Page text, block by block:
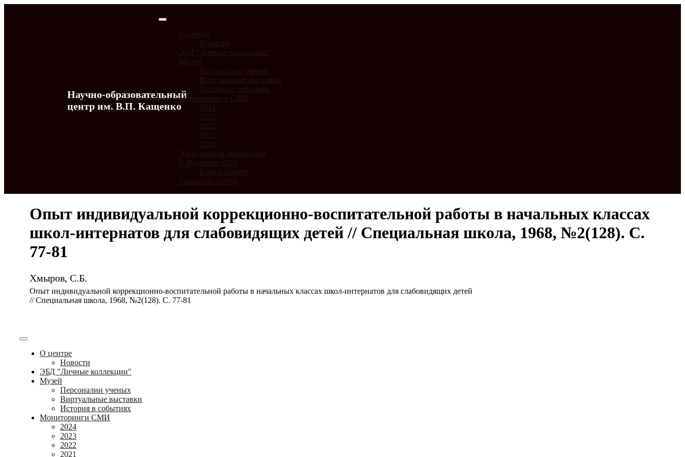
Научно-образовательный
центр им. В.П. Кащенко
О центре
Новости
ЭБД "Личные коллекции"
Музей
Персоналии ученых
Виртуальные выставки
История в событиях
Мониторинги СМИ
2024
2023
2022
2021
2020
Электронная библиотека
К 80-летию ВОВ
Книга памяти
Указатель статей
Опыт индивидуальной коррекционно-воспитательной работы в начальных классах
школ-интернатов для слабовидящих детей // Специальная школа, 1968, №2(128). С.
77-81
Хмыров, С.Б.
Опыт индивидуальной коррекционно-воспитательной работы в начальных классах школ-интернатов для слабовидящих детей
// Специальная школа, 1968, №2(128). С. 77-81
О центре
Новости
ЭБД "Личные коллекции"
Музей
Персоналии ученых
Виртуальные выставки
История в событиях
Мониторинги СМИ
2024
2023
2022
2021